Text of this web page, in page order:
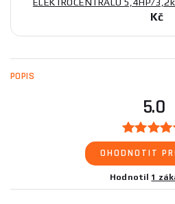
Kč
POPIS
5.0
OHODNOTIT
Hodnotil 1